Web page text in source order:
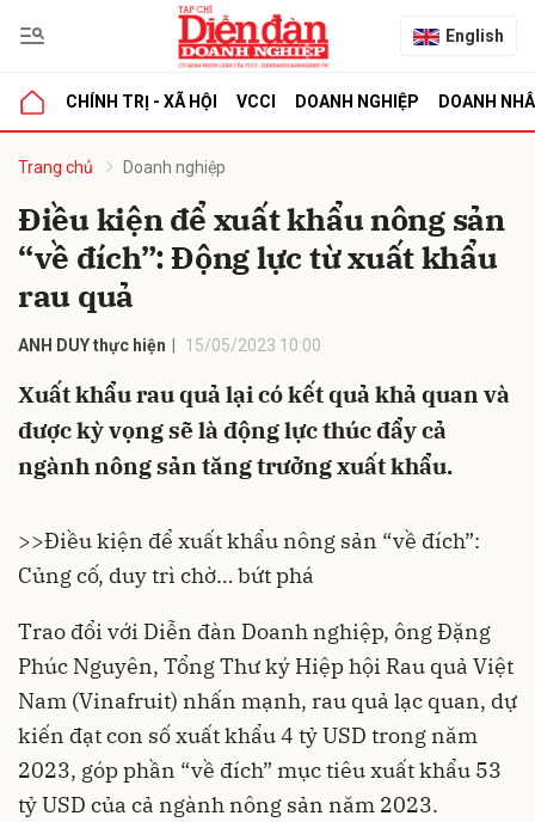
English
CHÍNH TRỊ - XÃ HỘI VCCI DOANH NGHIỆP DOANH
Trang chủ Doanh nghiệp
Điều kiện để xuất khẩu nông sản
“về đích”: Động lực từ xuất khẩu
rau quả
ANH DUY thực hiện 15/05/2023 10:00
Xuất khẩu rau quả lại có kết quả khả quan và
được kỳ vọng sẽ là động lực thúc đẩy cả
ngành nông sản tăng trưởng xuất khẩu.
>>Điều kiện để xuất khẩu nông sản “về đích”:
Củng cố, duy trì chờ… bứt phá
Trao đổi với Diễn đàn Doanh nghiệp, ông Đặng
Phúc Nguyên, Tổng Thư ký Hiệp hội Rau quả Việt
Nam (Vinafruit) nhấn mạnh, rau quả lạc quan, dự
kiến đạt con số xuất khẩu 4 tỷ USD trong năm
2023, góp phần “về đích” mục tiêu xuất khẩu 53
tỷ USD của cả ngành nông sản năm 2023.
luận
Hủy